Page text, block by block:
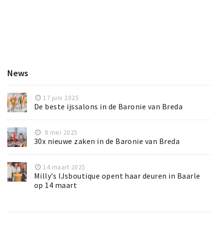
News
17 juni 2025
De beste ijssalons in de Baronie van Breda
8 mei 2025
30x nieuwe zaken in de Baronie van Breda
14 maart 2025
Milly’s IJsboutique opent haar deuren in Baarle
op 14 maart